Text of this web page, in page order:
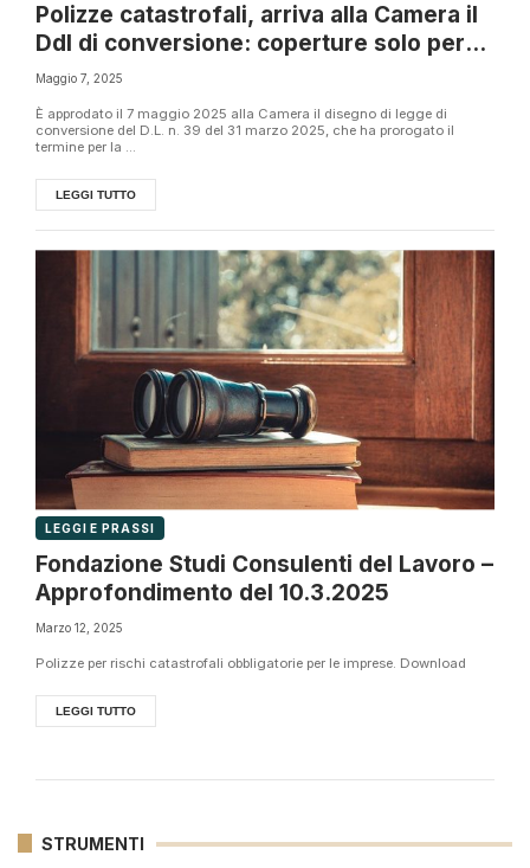
Polizze catastrofali, arriva alla Camera il
Ddl di conversione: coperture solo per
immobili in regola
Maggio 7, 2025
È approdato il 7 maggio 2025 alla Camera il disegno di legge di
conversione del D.L. n. 39 del 31 marzo 2025, che ha prorogato il
termine per la ...
LEGGI TUTTO
LEGGI E PRASSI
Fondazione Studi Consulenti del Lavoro –
Approfondimento del 10.3.2025
Marzo 12, 2025
Polizze per rischi catastrofali obbligatorie per le imprese. Download
LEGGI TUTTO
STRUMENTI